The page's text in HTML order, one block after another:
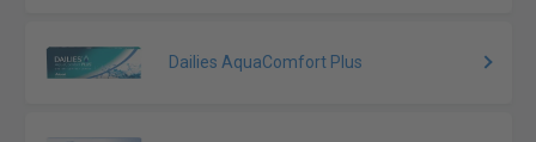
Dailies AquaComfort Plus